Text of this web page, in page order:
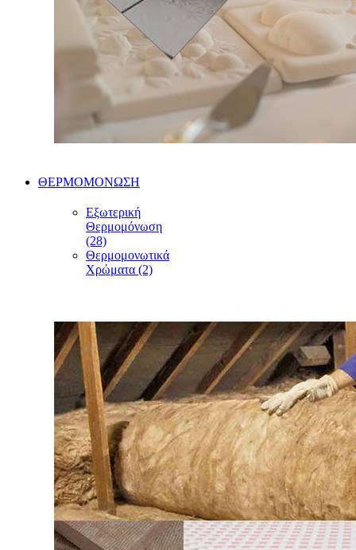
ΘΕΡΜΟΜΟΝΩΣΗ
Εξωτερική
Θερμομόνωση
(28)
Θερμομονωτικά
Χρώματα (2)